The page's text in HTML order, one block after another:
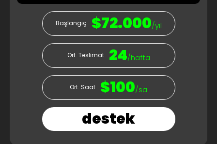
Başlangıç $72.000/yıl
Ort. Teslimat 24/hafta
Ort. Saat $100/sa
destek